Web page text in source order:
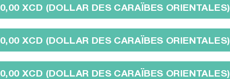
0,00 XCD (DOLLAR DES CARAÏBES ORIENTALES)
0,00 XCD (DOLLAR DES CARAÏBES ORIENTALES)
0,00 XCD (DOLLAR DES CARAÏBES ORIENTALES)